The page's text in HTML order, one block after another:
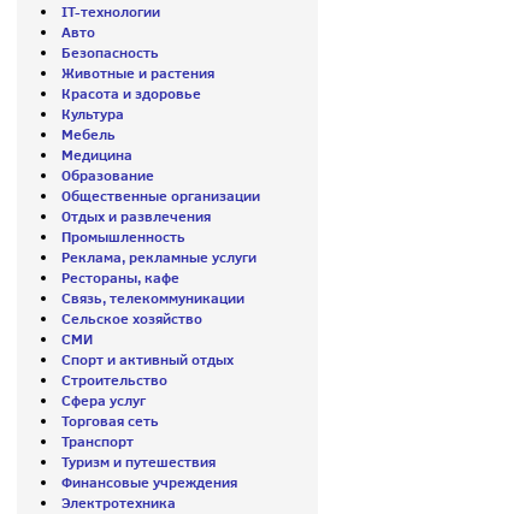
IT-технологии
Авто
Безопасность
Животные и растения
Красота и здоровье
Культура
Мебель
Медицина
Образование
Общественные организации
Отдых и развлечения
Промышленность
Реклама, рекламные услуги
Рестораны, кафе
Связь, телекоммуникации
Сельское хозяйство
СМИ
Спорт и активный отдых
Строительство
Сфера услуг
Торговая сеть
Транспорт
Туризм и путешествия
Финансовые учреждения
Электротехника